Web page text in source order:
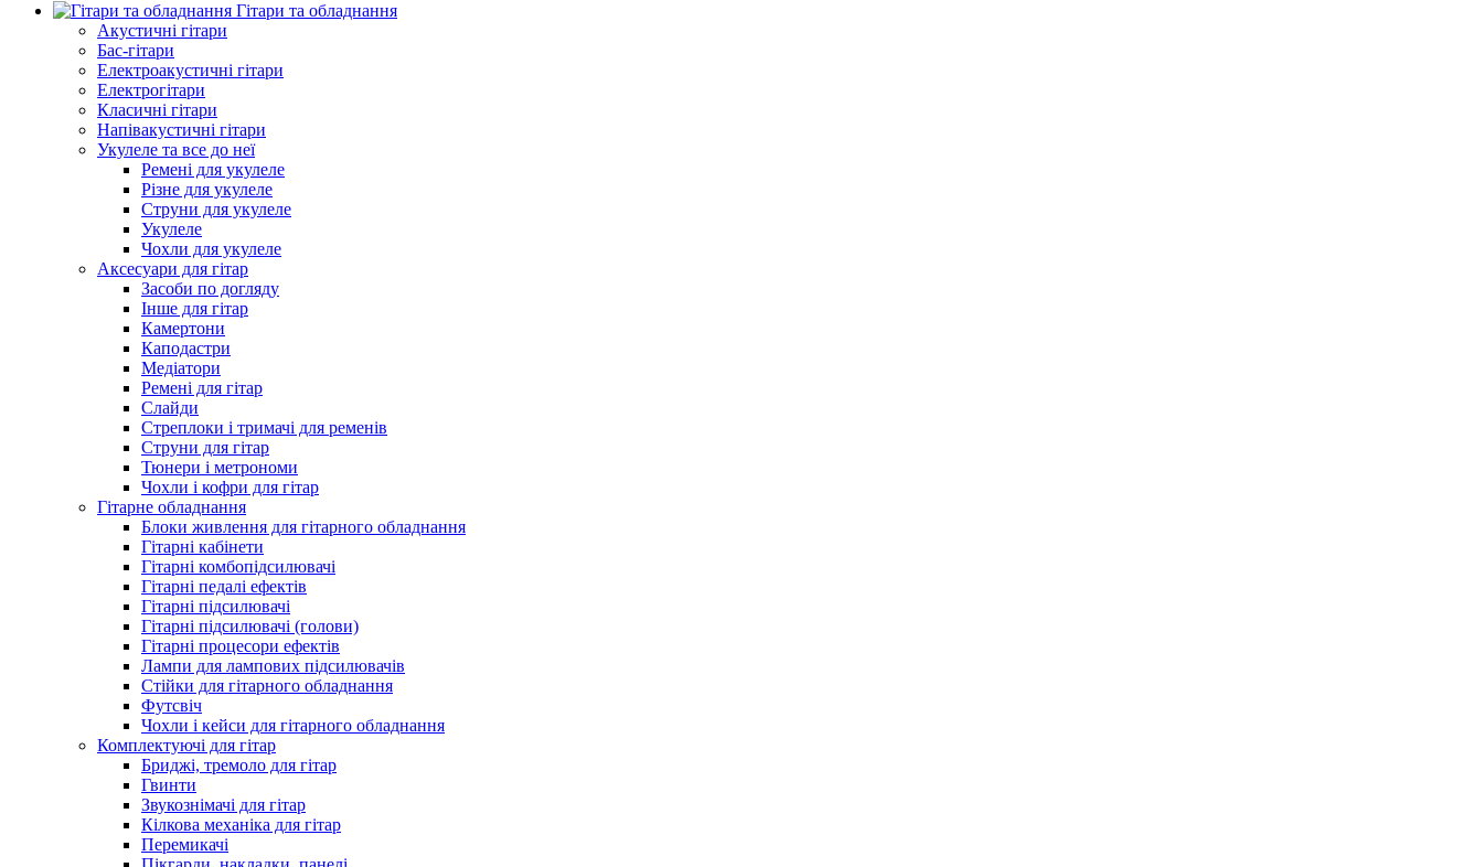
Гітари та обладнання
Акустичні гітари
Бас-гітари
Електроакустичні гітари
Електрогітари
Класичні гітари
Напівакустичні гітари
Укулеле та все до неї
Ремені для укулеле
Різне для укулеле
Струни для укулеле
Укулеле
Чохли для укулеле
Аксесуари для гітар
Засоби по догляду
Інше для гітар
Камертони
Каподастри
Медіатори
Ремені для гітар
Слайди
Стреплоки і тримачі для ременів
Струни для гітар
Тюнери і метрономи
Чохли і кофри для гітар
Гітарне обладнання
Блоки живлення для гітарного обладнання
Гітарні кабінети
Гітарні комбопідсилювачі
Гітарні педалі ефектів
Гітарні підсилювачі
Гітарні підсилювачі (голови)
Гітарні процесори ефектів
Лампи для лампових підсилювачів
Стійки для гітарного обладнання
Футсвіч
Чохли і кейси для гітарного обладнання
Комплектуючі для гітар
Бриджі, тремоло для гітар
Гвинти
Звукознімачі для гітар
Кілкова механіка для гітар
Перемикачі